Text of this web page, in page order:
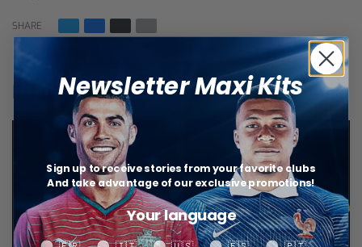
SHARE
Produits similaires
Newsletter Maxi Kits
Sign up to receive stories from your favorite clubs
And take advantage of our exclusive promotions!
Your language
Your language